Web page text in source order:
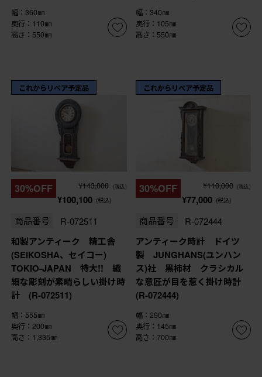
幅：360㎜
奥行：110㎜
高さ：550㎜
幅：340㎜
奥行：105㎜
高さ：550㎜
これからリペア予定品
30%OFF ¥143,000 (税込)
¥100,100 (税込)
商品番号 R-072511
和製アンティーク 精工舎
(SEIKOSHA、セイコー)
TOKIO-JAPAN 特大!! 繊
細な彫刻が素晴らしい掛け時
計 (R-072511)
幅：555㎜
奥行：200㎜
高さ：1,335㎜
これからリペア予定品
30%OFF ¥110,000 (税込)
¥77,000 (税込)
商品番号 R-072444
アンティーク時計 ドイツ
製 JUNGHANS(ユンハン
ス)社 黒柿材 クラシカル
な意匠が目を惹く掛け時計
(R-072444)
幅：290㎜
奥行：145㎜
高さ：700㎜